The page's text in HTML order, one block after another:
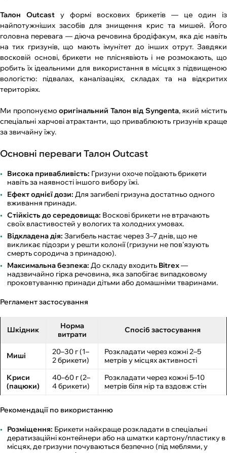
Талон Outcast у формі воскових брикетів — це один із
найпотужніших засобів для знищення крис та мишей. Його
головна перевага — діюча речовина бродіфакум, яка діє навіть
на тих гризунів, що мають імунітет до інших отрут. Завдяки
восковій основі, брикети не пліснявіють і не розмокають, що
робить їх ідеальними для використання в місцях з підвищеною
вологістю: підвалах, каналізаціях, складах та на відкритих
територіях.
Ми пропонуємооригінальний Талон від Syngenta, який містить
спеціальні харчові атрактанти, що приваблюють гризунів краще
за звичайну їжу.
Основні переваги Талон Outcast
Висока привабливість: Гризуни охоче поїдають брикети
навіть за наявності іншого вибору їжі.
Ефект однієї дози: Для загибелі гризуна достатньо одного
вживання принади.
Стійкість до середовища: Воскові брикети не втрачають
своїх властивостей у вологих та холодних умовах.
Відкладена дія: Загибель настає через 3–7 днів, що не
викликає підозри у решти колонії (гризуни не пов'язують
смерть сородича з принадою).
Максимальна безпека: До складу входить Bitrex—
надзвичайно гірка речовина, яка запобігає випадковому
проковтуванню принади дітьми або домашніми тваринами.
Регламент застосування
Шкідник
Норма
витрати
Спосіб застосування
Миші
20–30 г (1–
2 брикети)
Розкладати через кожні 2–5
метрів у місцях активності
Криси
(пацюки)
40–60 г (2–
4 брикети)
Розкладати через кожні 5–10
метрів біля нір та вздовж стін
Рекомендації по використанню
Розміщення: Брикети найкраще розкладати в спеціальні
дератизаційні контейнери або на шматки картону/пластику в
місцях, де гризуни почуваються безпечно (під меблями, у